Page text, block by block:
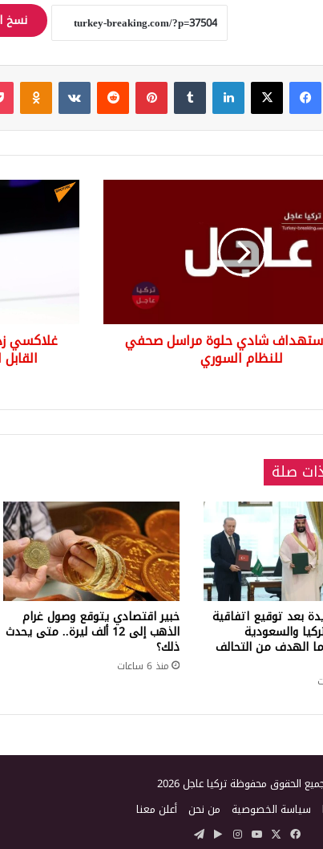
نسخ
فيسبوك‫X لينكدإن بينتيريست
شادي حلوة مراسل صحفي
للنظام السوري
غلاكسي
فليب
Samsung
مفاجئة
صلة
بعد توقيع اتفاقية
والسعودية
الهدف من التحالف
خبير اقتصادي يتوقع وصول غرام
الذهب إلى 12 ألف ليرة.. متى يحدث
ذلك؟
منذ 6 ساعات
الحقوق محفوظة تركيا عاجل 2026
سياسة الخصوصية من نحن أعلن معنا
فيسبوك‫YouTubeانستقرام
‏Googleتيلقرام